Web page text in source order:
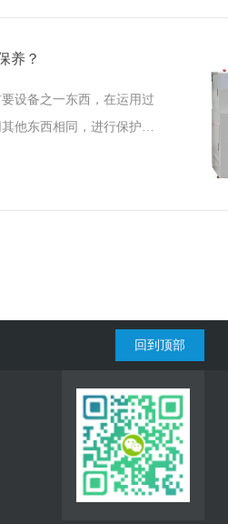
养？
设备之一东西，在运用过
他东西相同，进行保护和
回到顶部